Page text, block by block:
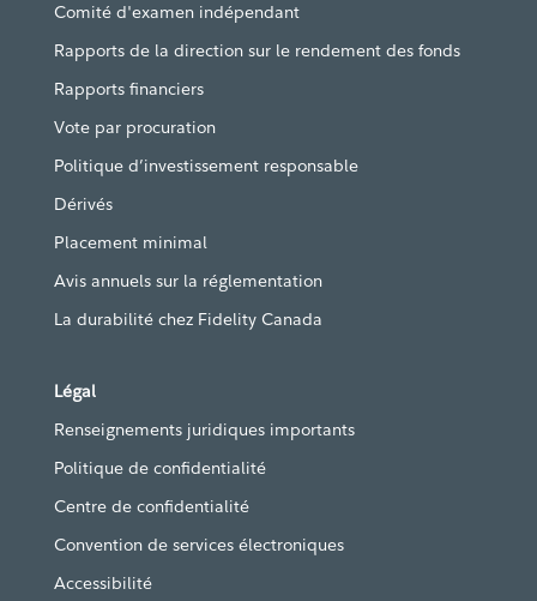
Comité d'examen indépendant
Rapports de la direction sur le rendement des fonds
Rapports financiers
Vote par procuration
Politique d’investissement responsable
Dérivés
Placement minimal
Avis annuels sur la réglementation
La durabilité chez Fidelity Canada
Légal
Renseignements juridiques importants
Politique de confidentialité
Centre de confidentialité
Convention de services électroniques
Accessibilité